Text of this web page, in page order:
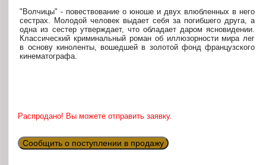
"Волчицы" - повествование о юноше и двух влюбленных в него
сестрах. Молодой человек выдает себя за погибшего друга, а
одна из сестер утверждает, что обладает даром ясновидении.
Классический криминальный роман об иллюзорности мира лег
в основу киноленты, вошедшей в золотой фонд французского
кинематографа.
Распродано! Вы можете отправить заявку.
Сообщить о поступлении в продажу